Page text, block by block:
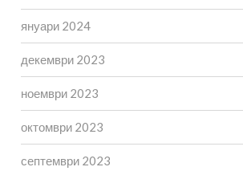
януари 2024
декември 2023
ноември 2023
октомври 2023
септември 2023